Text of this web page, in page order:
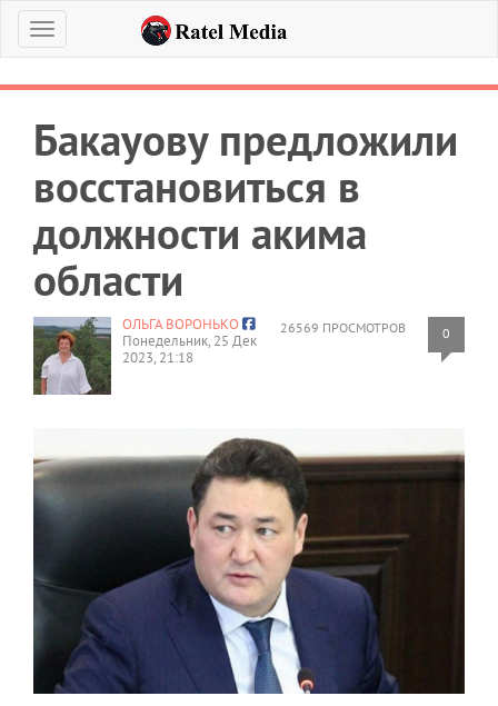
Меню
Бакауову предложили
восстановиться в
должности акима
области
26569 ПРОСМОТРОВ 0
ОЛЬГА ВОРОНЬКО
Понедельник, 25 Дек
2023, 21:18